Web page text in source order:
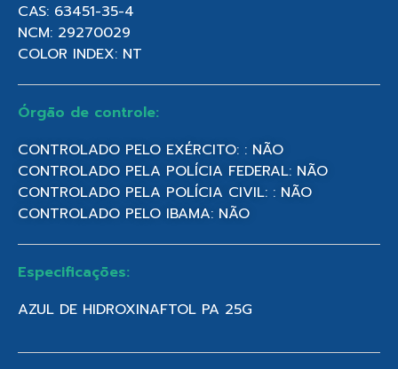
CAS: 63451-35-4
NCM: 29270029
COLOR INDEX: NT
Órgão de controle:
CONTROLADO PELO EXÉRCITO: : NÃO
CONTROLADO PELA POLÍCIA FEDERAL: NÃO
CONTROLADO PELA POLÍCIA CIVIL: : NÃO
CONTROLADO PELO IBAMA: NÃO
Especificações:
AZUL DE HIDROXINAFTOL PA 25G